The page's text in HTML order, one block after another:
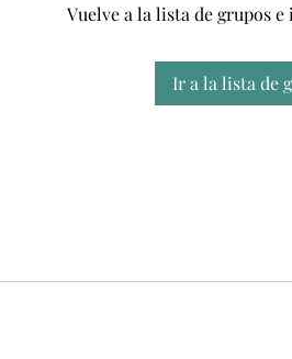
Vuelve a la lista de grupos
Ir a la lista de